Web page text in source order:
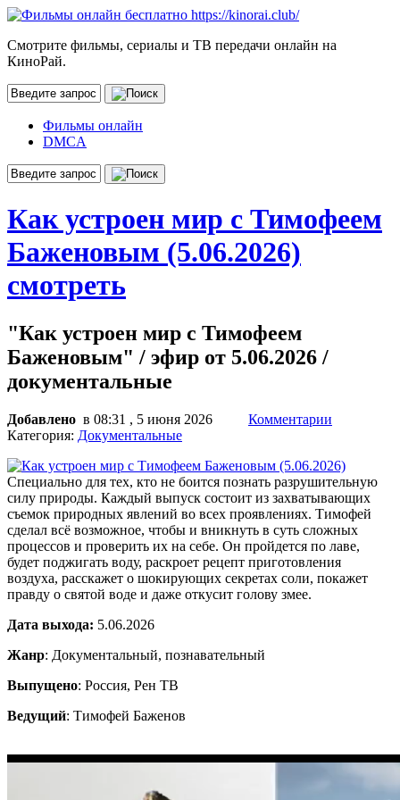
Смотрите фильмы, сериалы и ТВ передачи онлайн на
КиноРай.
Фильмы онлайн
DMCA
Как устроен мир с Тимофеем
Баженовым (5.06.2026)
смотреть
"Как устроен мир с Тимофеем
Баженовым" / эфир от 5.06.2026 /
документальные
Добавлено в 08:31 , 5 июня 2026
Комментарии
Категория: Документальные
Специально для тех, кто не боится познать разрушительную
силу природы. Каждый выпуск состоит из захватывающих
съемок природных явлений во всех проявлениях. Тимофей
сделал всё возможное, чтобы и вникнуть в суть сложных
процессов и проверить их на себе. Он пройдется по лаве,
будет поджигать воду, раскроет рецепт приготовления
воздуха, расскажет о шокирующих секретах соли, покажет
правду о святой воде и даже откусит голову змее.
Дата выхода: 5.06.2026
Жанр: Документальный, познавательный
Выпущено: Россия, Рен ТВ
Ведущий: Тимофей Баженов